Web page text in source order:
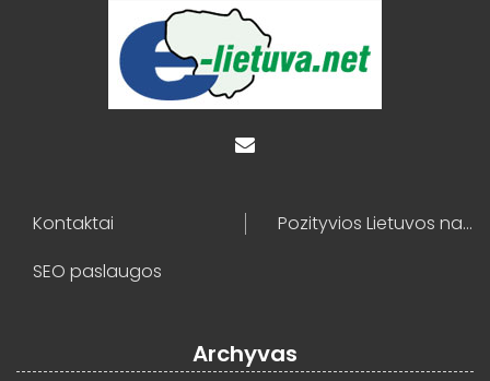
Kontaktai
Pozityvios Lietuvos naujienos
SEO paslaugos
Archyvas